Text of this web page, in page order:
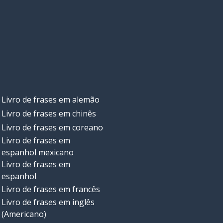
Livro de frases em alemão
Livro de frases em chinês
Livro de frases em coreano
Livro de frases em
espanhol mexicano
Livro de frases em
espanhol
Livro de frases em francês
Livro de frases em inglês
(Americano)